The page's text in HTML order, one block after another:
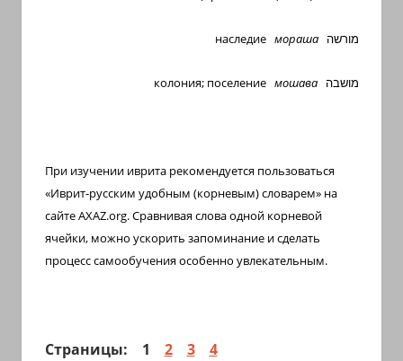
наследие мораша מורשה
колония; поселение мошава מושבה
При изучении иврита рекомендуется пользоваться
«Иврит-русским удобным (корневым) словарем» на
сайтеAXAZ.org. Сравнивая слова одной корневой
ячейки, можно ускорить запоминание и сделать
процесс самообучения особенно увлекательным.
Страницы: 1 2 3 4